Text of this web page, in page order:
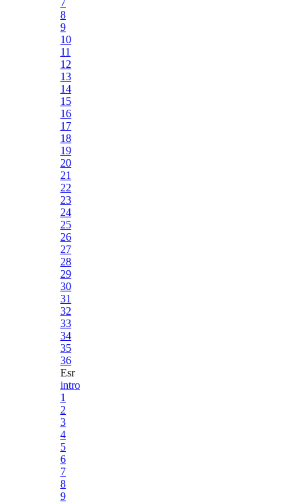
8
9
10
11
12
13
14
15
16
17
18
19
20
21
22
23
24
25
26
27
28
29
30
31
32
33
34
35
36
Esr
intro
1
2
3
4
5
6
7
8
9